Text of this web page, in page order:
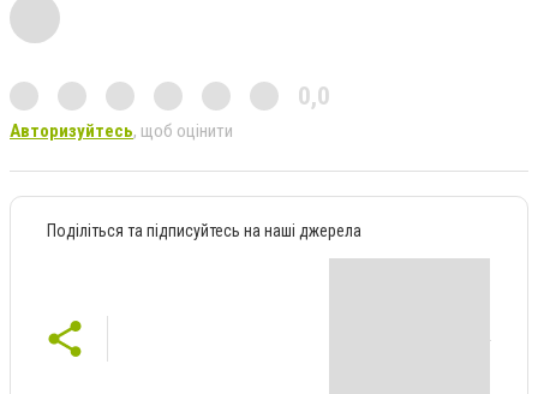
0,0
Авторизуйтесь, щоб оцінити
Поділіться та підписуйтесь на наші джерела